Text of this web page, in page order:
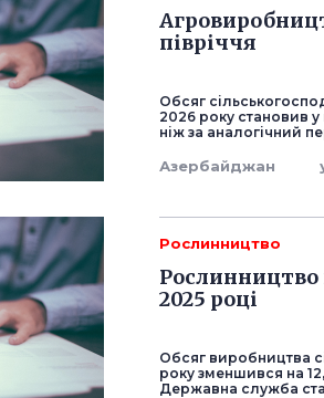
півріччя
Обсяг
2026 року становив
ніж за аналогічний
Азербайджан
Рослинництво
Рослинництво
2025 році
Обсяг виробництва
року зменшився на
Державна служба